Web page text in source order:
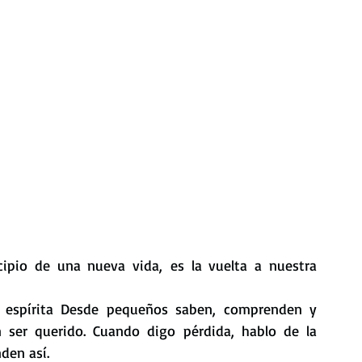
de una nueva vida, es la vuelta a nuestra
Desde pequeños saben, comprenden y
querido. Cuando digo pérdida, hablo de la
así.